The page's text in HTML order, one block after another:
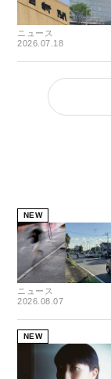
ニュース
2026.07.18
NEW
ニュース
2026.08.07
NEW